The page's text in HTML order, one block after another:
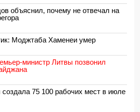
объяснил, почему не отвечал на
Моджтаба Хаменеи умер
министр Литвы позвонил
75 100 рабочих мест в июле